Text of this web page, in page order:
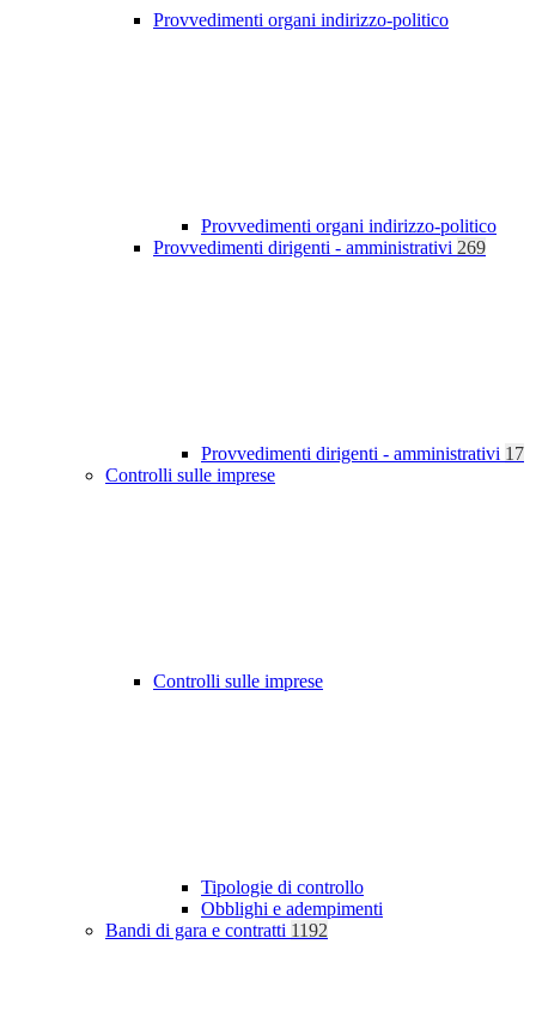
Provvedimenti organi indirizzo-politico
Provvedimenti organi indirizzo-politico
Provvedimenti dirigenti - amministrativi 269
Provvedimenti dirigenti - amministrativi 17
Controlli sulle imprese
Controlli sulle imprese
Tipologie di controllo
Obblighi e adempimenti
Bandi di gara e contratti 1192